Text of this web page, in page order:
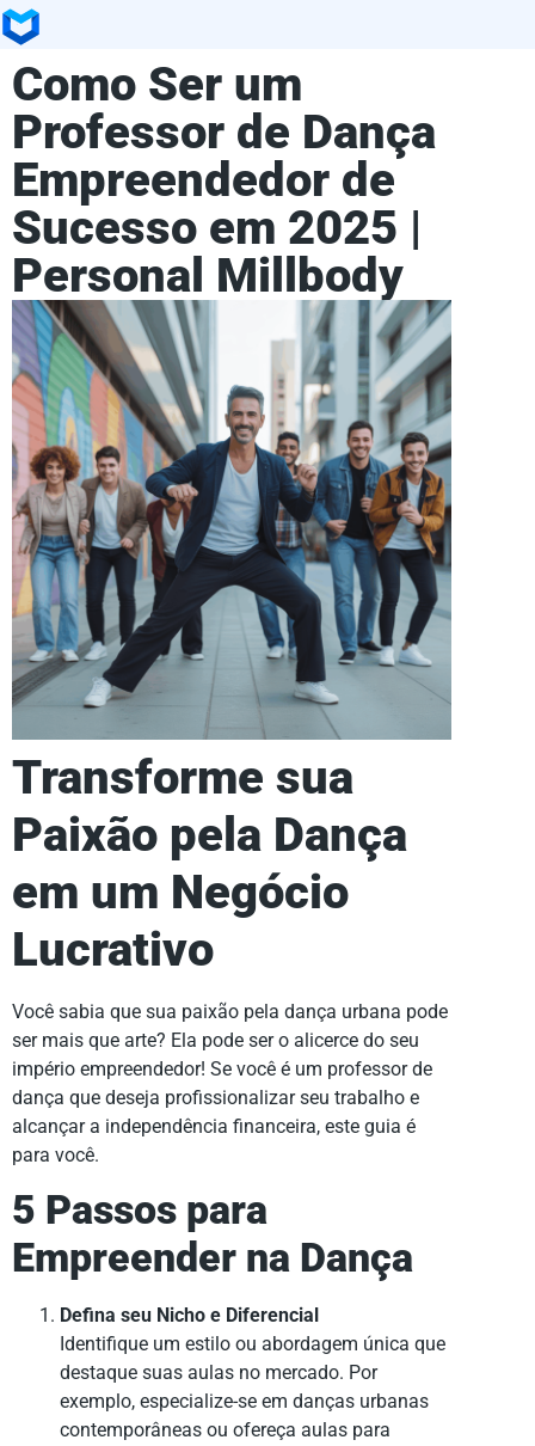
Como Ser um
Professor de Dança
Empreendedor de
Sucesso em 2025 |
Personal Millbody
Transforme sua
Paixão pela Dança
em um Negócio
Lucrativo
Você sabia que sua paixão pela dança urbana pode
ser mais que arte? Ela pode ser o alicerce do seu
império empreendedor! Se você é um professor de
dança que deseja profissionalizar seu trabalho e
alcançar a independência financeira, este guia é
para você.
5 Passos para
Empreender na Dança
Defina seu Nicho e Diferencial
Identifique um estilo ou abordagem única que
destaque suas aulas no mercado. Por
exemplo, especialize-se em danças urbanas
contemporâneas ou ofereça aulas para